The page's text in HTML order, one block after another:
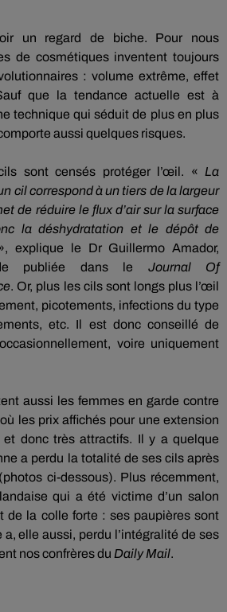
un regard de biche.
Pour nous
de cosmétiques inventent toujours
: volume extrême, effet
que la tendance actuelle est à
technique qui séduit de plus en plus
aussi quelques risques.
sont censés protéger l’œil. « La
cil correspond à un tiers de la largeur
de réduire le flux d’air sur la surface
la déshydratation et le dépôt de
explique le Dr Guillermo Amador,
publiée dans le Journal Of
. Or, plus les cils sont longs plus l’œil
picotements, infections du type
etc. Il est donc conseillé de
voire uniquement
aussi les femmes en garde contre
les prix affichés pour une extension
donc très attractifs. Il y a quelque
a perdu la totalité de ses cils après
ci-dessous). Plus récemment,
qui a été victime d’un salon
de la colle forte : ses paupières sont
elle aussi, perdu l’intégralité de ses
nos confrères du DailyMail.